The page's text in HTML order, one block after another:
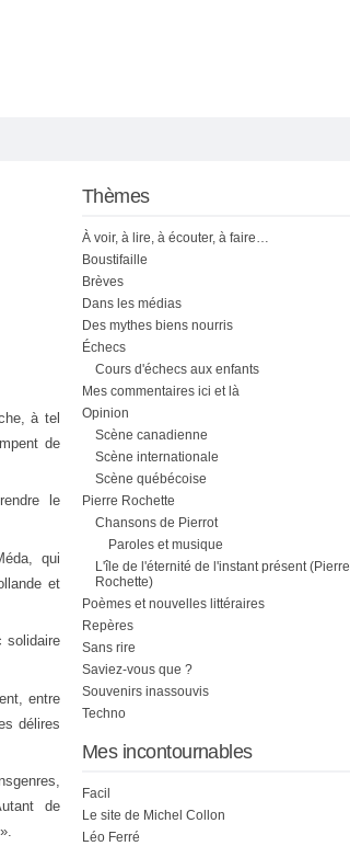
à tel
de
le
qui
et
solidaire
entre
délires
de
Thèmes
À voir, à lire, à écouter, à faire…
Boustifaille
Brèves
Dans les médias
Des mythes biens nourris
Échecs
Cours d'échecs aux enfants
Mes commentaires ici et là
Opinion
Scène canadienne
Scène internationale
Scène québécoise
Pierre Rochette
Chansons de Pierrot
Paroles et musique
L'île de l'éternité de l'instant présent (Pierre
Rochette)
Poèmes et nouvelles littéraires
Repères
Sans rire
Saviez-vous que ?
Souvenirs inassouvis
Techno
Mes incontournables
Facil
Le site de Michel Collon
Léo Ferré